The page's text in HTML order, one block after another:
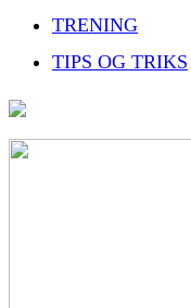
TRENING
TIPS OG TRIKS